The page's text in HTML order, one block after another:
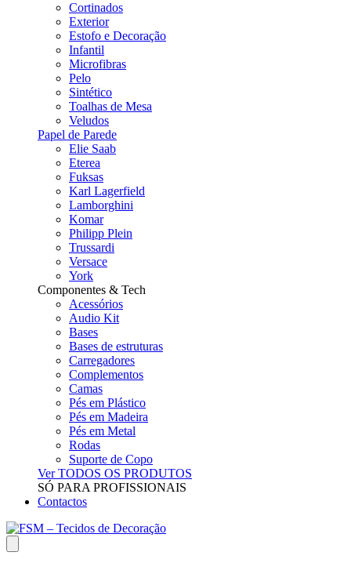
Cortinados
Exterior
Estofo e Decoração
Infantil
Microfibras
Pelo
Sintético
Toalhas de Mesa
Veludos
Papel de Parede
Elie Saab
Eterea
Fuksas
Karl Lagerfield
Lamborghini
Komar
Philipp Plein
Trussardi
Versace
York
Componentes & Tech
Acessórios
Audio Kit
Bases
Bases de estruturas
Carregadores
Complementos
Camas
Pés em Plástico
Pés em Madeira
Pés em Metal
Rodas
Suporte de Copo
Ver TODOS OS PRODUTOS
SÓ PARA PROFISSIONAIS
Contactos